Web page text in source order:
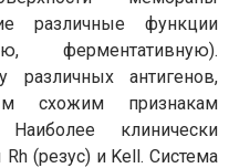
различные функции
ферментативную).
различных антигенов,
схожим признакам
клинически
(резус) и Kell. Система